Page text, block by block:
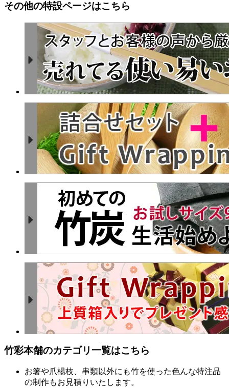
その他の特設ページはこちら
竹彩本舗のカテゴリ一覧はこちら
お箸や爪楊枝、串類以外にも竹を使った色んな特注品
の制作もお見積りいたします。